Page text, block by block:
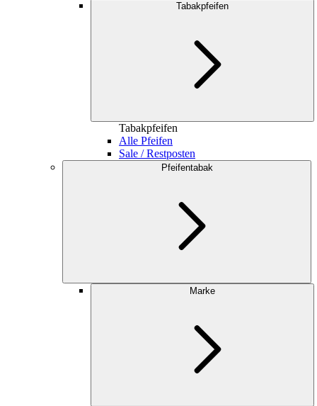
Tabakpfeifen
Tabakpfeifen
Alle Pfeifen
Sale / Restposten
Pfeifentabak
Marke